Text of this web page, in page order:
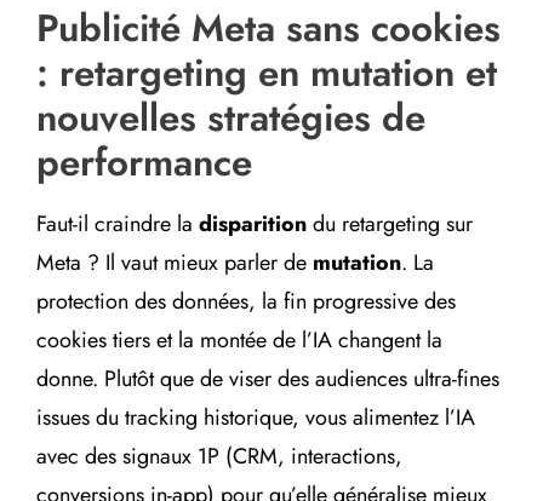
Publicité Meta sans cookies
: retargeting en mutation et
nouvelles stratégies de
performance
Faut-il craindre la disparitiondu retargeting sur
Meta ? Il vaut mieux parler de mutation. La
protection des données, la fin progressive des
cookies tiers et la montée de l’IA changent la
donne. Plutôt que de viser des audiences ultra-fines
issues du tracking historique, vous alimentez l’IA
avec des signaux 1P (CRM, interactions,